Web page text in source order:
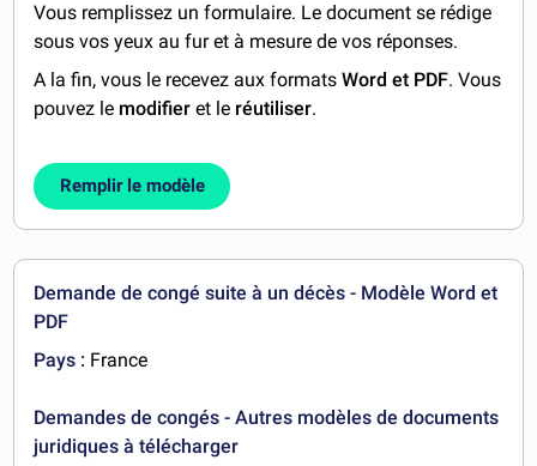
Vous remplissez un formulaire. Le document se rédige
sous vos yeux au fur et à mesure de vos réponses.
A la fin, vous le recevez aux formatsWord et PDF. Vous
pouvez le modifier et le réutiliser.
Remplir le modèle
Demande de congé suite à un décès - Modèle Word et
PDF
Pays : France
Demandes de congés - Autres modèles de documents
juridiques à télécharger